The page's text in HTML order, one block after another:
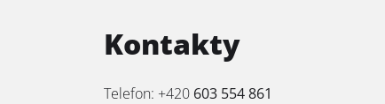
Kontakty
Telefon: +420 603 554 861